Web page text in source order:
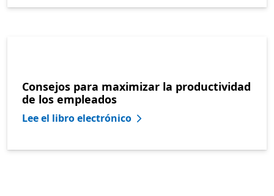
Consejos para maximizar la productividad
de los empleados
Lee el libro electrónico